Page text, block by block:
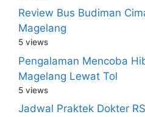
Review Bus Budiman
Magelang
5 views
Pengalaman Mencoba
Magelang Lewat Tol
5 views
Jadwal Praktek Dokter